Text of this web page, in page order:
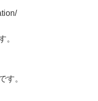
。
す。